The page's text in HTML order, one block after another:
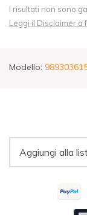
I risultati non sono
Leggi il Disclaimer a
Modello:
Aggiungi alla